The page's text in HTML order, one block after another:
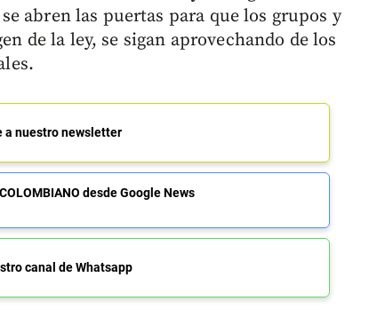
abren las puertas para que los grupos y
de la ley, se sigan aprovechando de los
a nuestro newsletter
desde Google News
canal de Whatsapp